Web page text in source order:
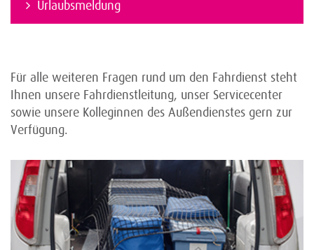
Urlaubsmeldung
Für alle weiteren Fragen rund um den Fahrdienst steht
Ihnen unsere Fahrdienstleitung, unser Servicecenter
sowie unsere Kolleginnen des Außendienstes gern zur
Verfügung.